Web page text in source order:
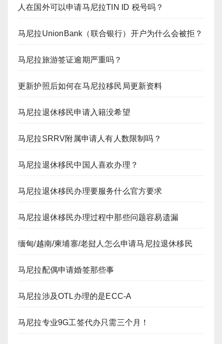
人在国外可以申请马尼拉TIN ID 税号吗？
马尼拉UnionBank（联合银行）开户为什么会被拒？
马尼拉旅游签证逾期严重吗？
更新护照后如何在马尼拉移民局更新资料
马尼拉退休移民申请入籍没希望
马尼拉SRRV附属申请人有人数限制吗？
马尼拉退休移民中国人喜欢办理？
马尼拉退休移民办理要服务什么官方要求
马尼拉退休移民办理过程中那些问题容易遗漏
缅甸/越南/柬埔寨/老挝人怎么申请马尼拉退休移民
马尼拉配偶申请婚签那些事
马尼拉涉及OTL办理的是ECC-A
马尼拉专业9G工签代办只需三个月！